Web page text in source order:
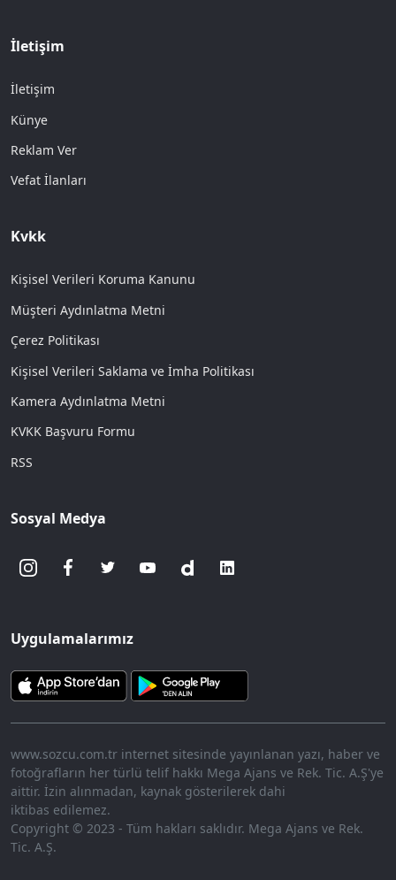
İletişim
İletişim
Künye
Reklam Ver
Vefat İlanları
Kvkk
Kişisel Verileri Koruma Kanunu
Müşteri Aydınlatma Metni
Çerez Politikası
Kişisel Verileri Saklama ve İmha Politikası
Kamera Aydınlatma Metni
KVKK Başvuru Formu
RSS
Sosyal Medya
Uygulamalarımız
www.sozcu.com.tr internet sitesinde yayınlanan yazı, haber ve
fotoğrafların her türlü telif hakkı Mega Ajans ve Rek. Tic. A.Ş'ye
aittir. İzin alınmadan, kaynak gösterilerek dahi
iktibas edilemez.
Copyright © 2023 - Tüm hakları saklıdır. Mega Ajans ve Rek.
Tic. A.Ş.